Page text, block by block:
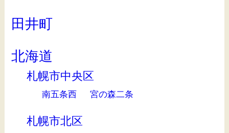
田井町
北海道
札幌市中央区
南五条西 宮の森二条
札幌市北区